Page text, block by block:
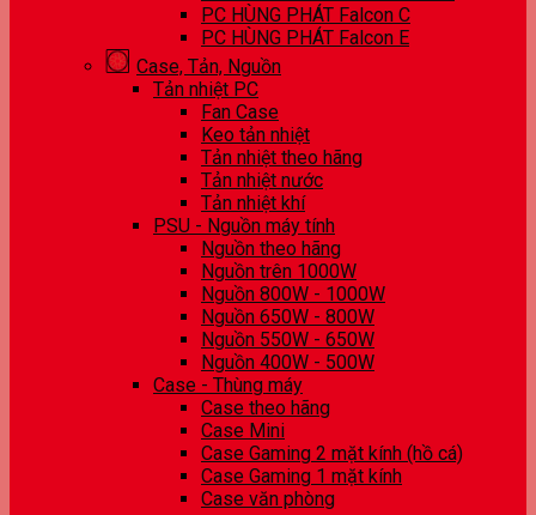
PC HÙNG PHÁT Falcon C
PC HÙNG PHÁT Falcon E
Case, Tản, Nguồn
Tản nhiệt PC
Fan Case
Keo tản nhiệt
Tản nhiệt theo hãng
Tản nhiệt nước
Tản nhiệt khí
PSU - Nguồn máy tính
Nguồn theo hãng
Nguồn trên 1000W
Nguồn 800W - 1000W
Nguồn 650W - 800W
Nguồn 550W - 650W
Nguồn 400W - 500W
Case - Thùng máy
Case theo hãng
Case Mini
Case Gaming 2 mặt kính (hồ cá)
Case Gaming 1 mặt kính
Case văn phòng